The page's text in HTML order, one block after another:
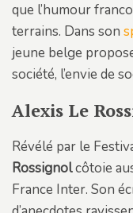
que l’humour
terrains. Dans son
jeune belge
société, l’envie de
Alexis Le
Révélé par le
Rossignolcôtoie
France Inter. Son